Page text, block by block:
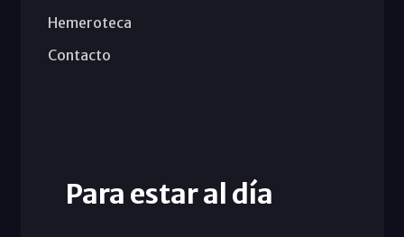
Hemeroteca
Contacto
Para estar al día